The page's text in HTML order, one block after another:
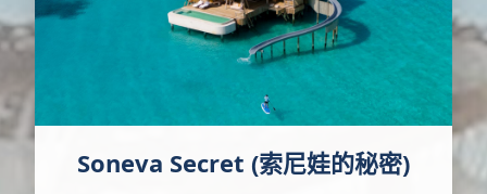
Soneva Secret (索尼娃的秘密)